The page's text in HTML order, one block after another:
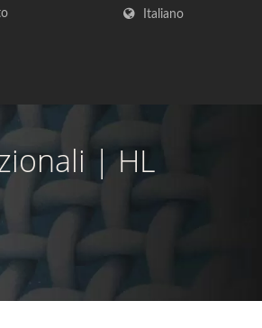
Italiano
| HL